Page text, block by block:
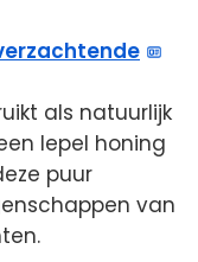
als natuurlijk
lepel honing
puur
van